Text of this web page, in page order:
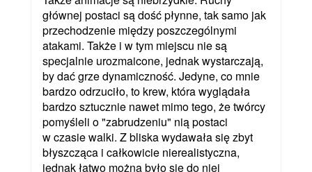
głównej postaci są dość płynne, tak samo jak
przechodzenie między poszczególnymi
atakami. Także i w tym miejscu nie są
specjalnie urozmaicone, jednak wystarczają,
by dać grze dynamiczność. Jedyne, co mnie
bardzo odrzuciło, to krew, która wyglądała
bardzo sztucznie nawet mimo tego, że twórcy
pomyśleli o "zabrudzeniu" nią postaci
w czasie walki. Z bliska wydawała się zbyt
błyszcząca i całkowicie nierealistyczna,
jednak łatwo można było się do niej